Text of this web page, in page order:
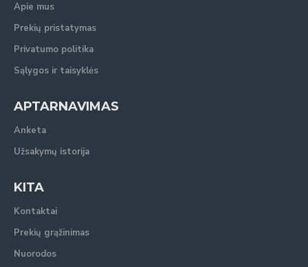
Apie mus
Prekių pristatymas
Privatumo politika
Sąlygos ir taisyklės
APTARNAVIMAS
Anketa
Užsakymų istorija
KITA
Kontaktai
Prekių grąžinimas
Nuorodos